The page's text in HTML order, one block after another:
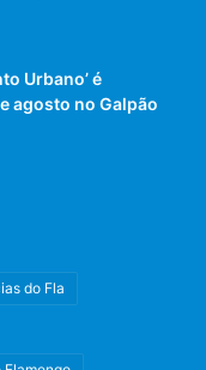
Urbano’ é
agosto no Galpão
do Fla